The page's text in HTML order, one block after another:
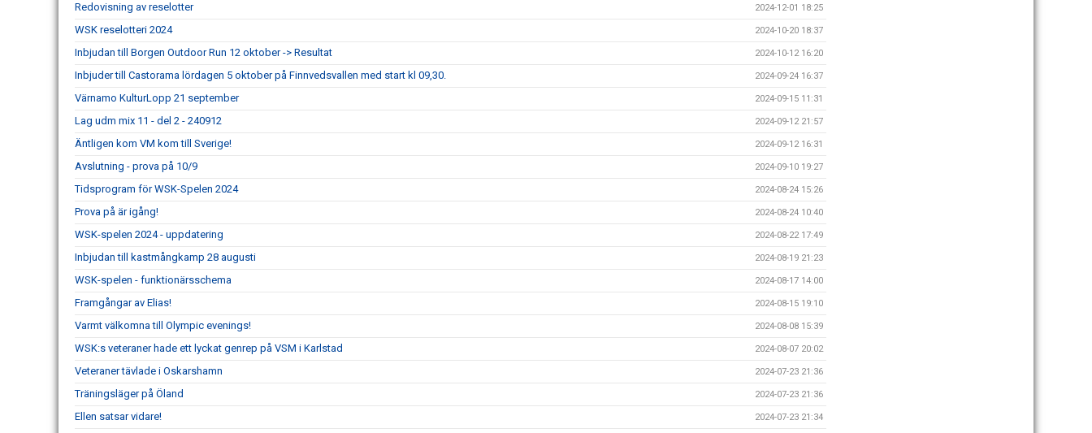
Redovisning av reselotter 2024-12-01 18:25
WSK reselotteri 2024 2024-10-20 18:37
Inbjudan till Borgen Outdoor Run 12 oktober -> Resultat 2024-10-12 16:20
Inbjuder till Castorama lördagen 5 oktober på Finnvedsvallen med start kl 09,30. 2024-09-24 16:37
Värnamo KulturLopp 21 september 2024-09-15 11:31
Lag udm mix 11 - del 2 - 240912 2024-09-12 21:57
Äntligen kom VM kom till Sverige! 2024-09-12 16:31
Avslutning - prova på 10/9 2024-09-10 19:27
Tidsprogram för WSK-Spelen 2024 2024-08-24 15:26
Prova på är igång! 2024-08-24 10:40
WSK-spelen 2024 - uppdatering 2024-08-22 17:49
Inbjudan till kastmångkamp 28 augusti 2024-08-19 21:23
WSK-spelen - funktionärsschema 2024-08-17 14:00
Framgångar av Elias! 2024-08-15 19:10
Varmt välkomna till Olympic evenings! 2024-08-08 15:39
WSK:s veteraner hade ett lyckat genrep på VSM i Karlstad 2024-08-07 20:02
Veteraner tävlade i Oskarshamn 2024-07-23 21:36
Träningsläger på Öland 2024-07-23 21:36
Ellen satsar vidare! 2024-07-23 21:34